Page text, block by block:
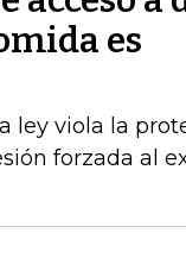
es
ley viola la
forzada al